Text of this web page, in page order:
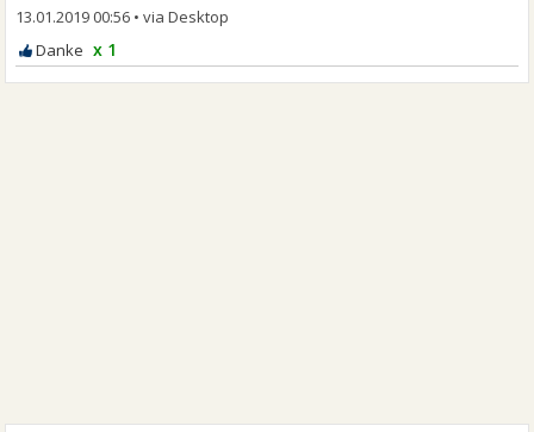
13.01.2019 00:56 •
x 1